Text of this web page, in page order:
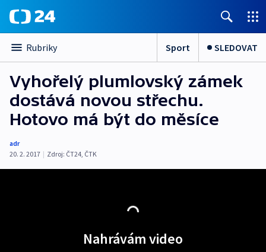
Rubriky Sport SLEDOVAT
Vyhořelý plumlovský zámek
dostává novou střechu.
Hotovo má být do měsíce
adr
20. 2. 2017 | Zdroj: ČT24, ČTK
Nahrávám video